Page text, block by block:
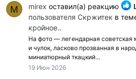
M mirex оставил(а) реакцию
пользователя Скржитек в
кройное..
На фото — легендарная советская
и чулок, ласково прозванная в
миниатюрный ткацкий...
19 Июн 2026